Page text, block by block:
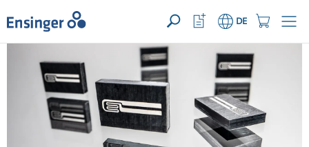
IHRE ANFRAGE ({{productCount}} Produkte)
ÖFFNEN
Startseite DE
Watchlist
Button